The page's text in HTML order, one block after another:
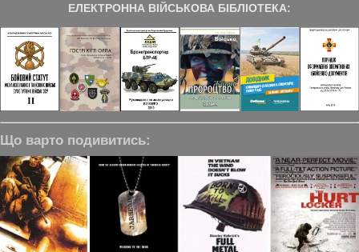
ЕЛЕКТРОННА ВІЙСЬКОВА БІБЛІОТЕКА:
Що варто подивитись: